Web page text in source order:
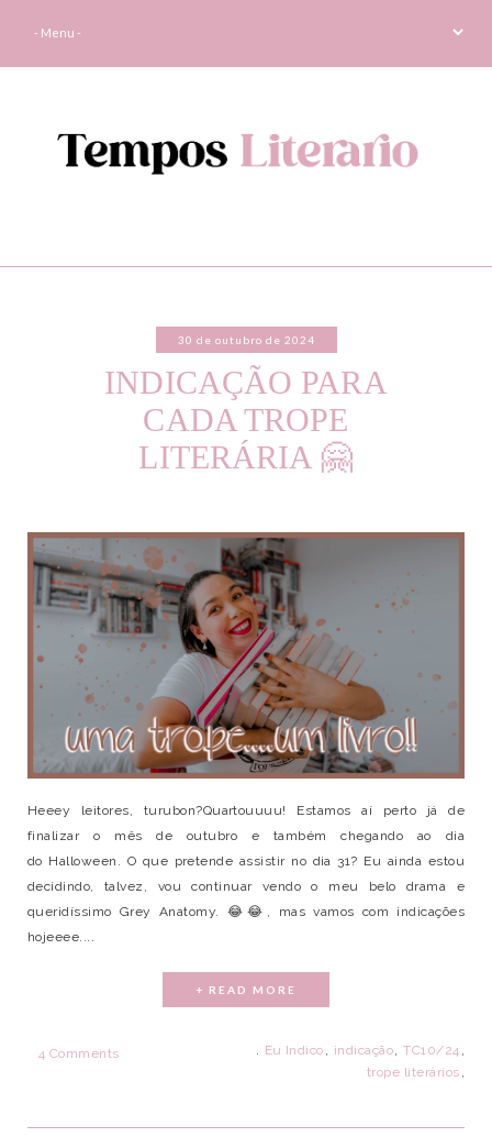
30 de outubro de 2024
INDICAÇÃO PARA
CADA TROPE
LITERÁRIA 🤗
Heeey leitores, turubon?Quartouuuu! Estamos aí perto já de
finalizar o mês de outubro e também chegando ao dia
do Halloween. O que pretende assistir no dia 31? Eu ainda estou
decidindo, talvez, vou continuar vendo o meu belo drama e
queridíssimo Grey Anatomy. 😂😂, mas vamos com indicações
hojeeee....
+ READ MORE
4 Comments . Eu Indico , indicação, TC10/24 ,
trope literários ,